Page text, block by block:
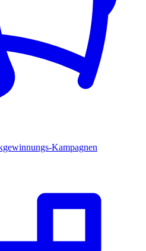
Kampagnen